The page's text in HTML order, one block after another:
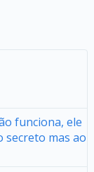
funciona, ele
secreto mas ao